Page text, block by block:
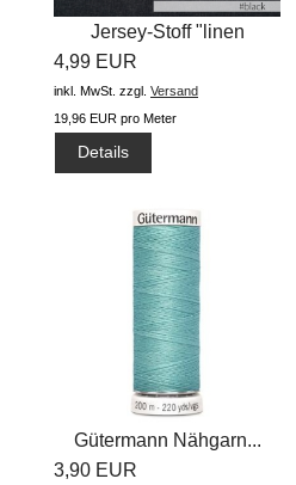
Jersey-Stoff "linen
#black"...
4,99 EUR
inkl. MwSt. zzgl. Versand
19,96 EUR pro Meter
Details
Gütermann Nähgarn...
3,90 EUR